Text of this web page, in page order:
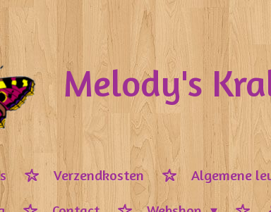
Melody's
Verzendkosten
Algemene